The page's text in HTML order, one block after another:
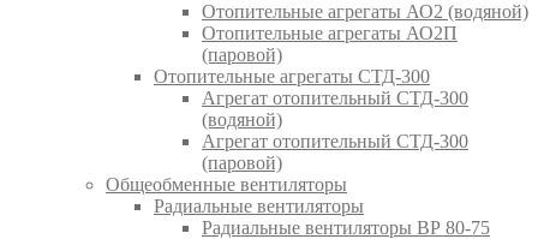
Отопительные агрегаты АО2 (водяной)
Отопительные агрегаты АО2П
(паровой)
Отопительные агрегаты СТД-300
Агрегат отопительный СТД-300
(водяной)
Агрегат отопительный СТД-300
(паровой)
Общеобменные вентиляторы
Радиальные вентиляторы
Радиальные вентиляторы ВР 80-75